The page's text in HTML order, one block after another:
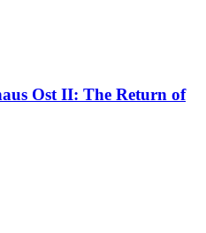
Ost II: The Return of